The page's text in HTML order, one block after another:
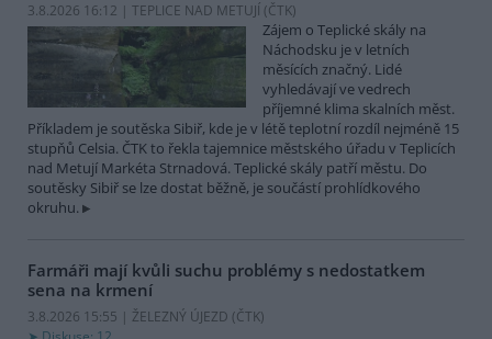
3.8.2026 16:12 | TEPLICE NAD METUJÍ (ČTK)
Zájem o Teplické skály na
Náchodsku je v letních
měsících značný. Lidé
vyhledávají ve vedrech
příjemné klima skalních měst.
Příkladem je soutěska Sibiř, kde je v létě teplotní rozdíl nejméně 15
stupňů Celsia. ČTK to řekla tajemnice městského úřadu v Teplicích
nad Metují Markéta Strnadová. Teplické skály patří městu. Do
soutěsky Sibiř se lze dostat běžně, je součástí prohlídkového
okruhu.
Farmáři mají kvůli suchu problémy s nedostatkem
sena na krmení
3.8.2026 15:55 | ŽELEZNÝ ÚJEZD (ČTK)